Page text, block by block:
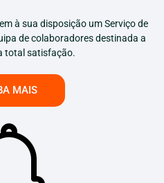
à sua disposição um Serviço de
de colaboradores destinada a
total satisfação.
MAIS